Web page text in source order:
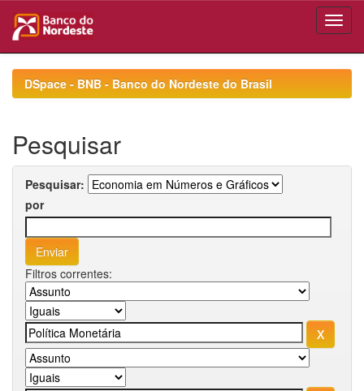
navigationDSpace - BNB - Banco do Nordeste do Brasil
Pesquisar
Pesquisar:
por
Filtros correntes: